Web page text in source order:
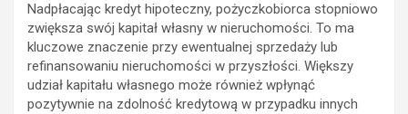
Nadpłacając kredyt hipoteczny, pożyczkobiorca stopniowo
zwiększa swój kapitał własny w nieruchomości. To ma
kluczowe znaczenie przy ewentualnej sprzedaży lub
refinansowaniu nieruchomości w przyszłości. Większy
udział kapitału własnego może również wpłynąć
pozytywnie na zdolność kredytową w przypadku innych